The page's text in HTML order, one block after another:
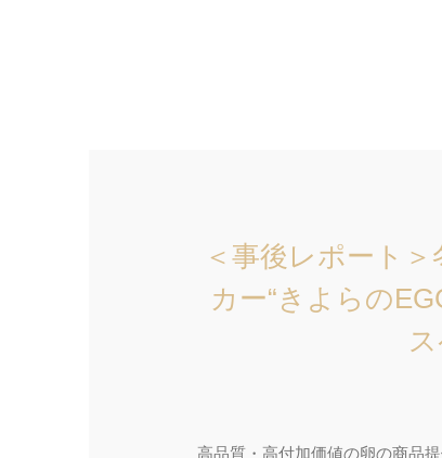
＜事後レポート
カー“きよらの
高品質・高付加価値の卵の商品